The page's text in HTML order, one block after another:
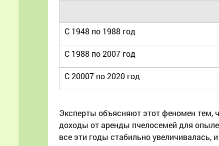
С 1948 по 1988 год
С 1988 по 2007 год
С 20007 по 2020 год
Эксперты объясняют этот феномен тем,
доходы от аренды пчелосемей для
все эти годы стабильно увеличивалась,